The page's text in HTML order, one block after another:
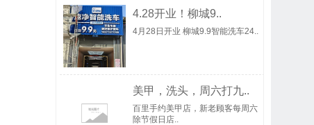
4.28开业！柳城9..
4月28日开业 柳城9.9智能洗车24..
美甲，洗头，周六打九..
百里手约美甲店，新老顾客每周六
除节假日店..